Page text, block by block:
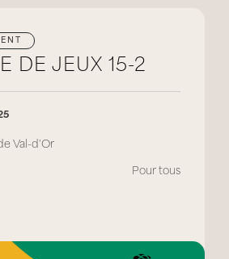
DE JEUX 15-2
Val-d'Or
Pour tous